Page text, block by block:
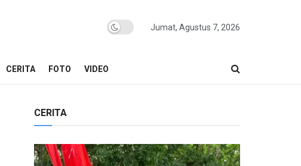
Jumat, Agustus 7, 2026
CERITA FOTO VIDEO
CERITA